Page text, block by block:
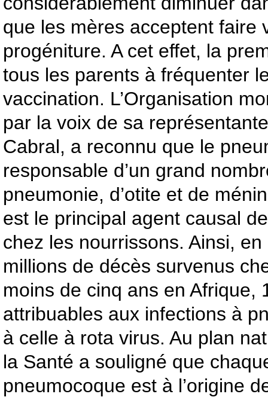
que les mères acceptent faire
progéniture. A cet effet, la
tous les parents à fréquenter
vaccination. L’Organisation
par la voix de sa
Cabral, a reconnu que le
responsable d’un grand
pneumonie, d’otite et de
est le principal agent causal
chez les nourrissons. Ainsi,
millions de décès survenus
moins de cinq ans en Afrique,
attribuables aux infections à
à celle à rota virus. Au plan
la Santé a souligné que
pneumocoque est à l’origine